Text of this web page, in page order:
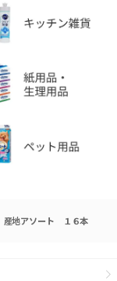
産地アソート １６本